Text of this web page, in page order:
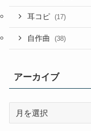
耳コピ (17)
自作曲 (38)
アーカイブ